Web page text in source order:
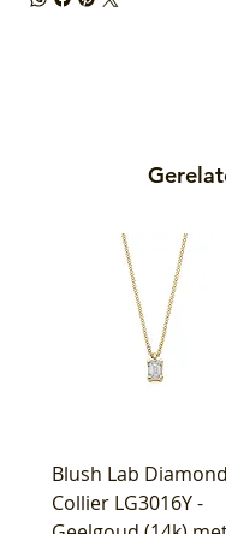
Blush Lab
Collier LG3016Y -